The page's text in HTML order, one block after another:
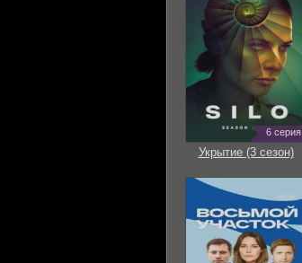
6 серия
Укрытие (3 сезон)